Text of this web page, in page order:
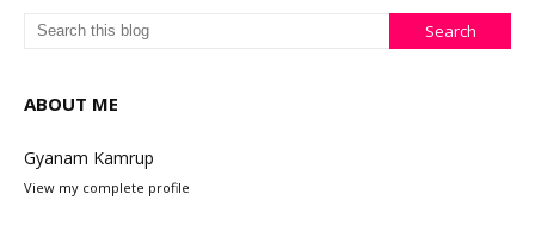
ABOUT ME
Gyanam Kamrup
View my complete profile